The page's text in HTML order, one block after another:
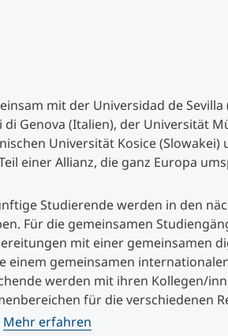
mit der Universidad de
di Genova (Italien), der Universität
Universität Kosice
einer Allianz, die ganz Europa
Studierende werden in den
Für die gemeinsamen
mit einer gemeinsamen
einem gemeinsamen
werden mit ihren Kollegen/
für die verschiedenen
Mehr erfahren